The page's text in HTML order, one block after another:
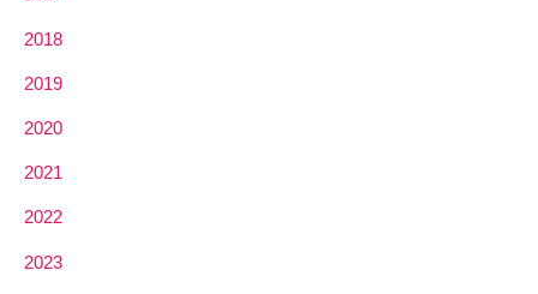
2018
2019
2020
2021
2022
2023